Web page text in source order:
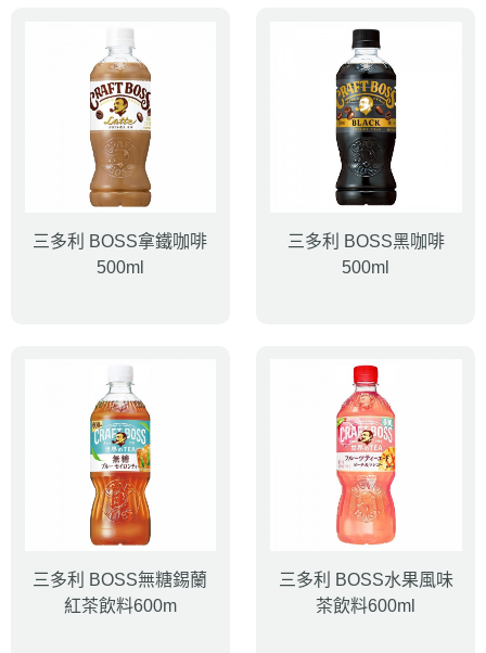
三多利 BOSS拿鐵咖啡
500ml
三多利 BOSS黑咖啡
500ml
三多利 BOSS無糖錫蘭
紅茶飲料600m
三多利 BOSS水果風味
茶飲料600ml